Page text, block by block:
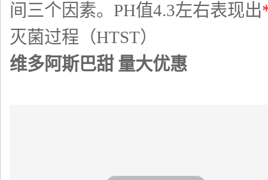
间三个因素。PH值4.3左右表现出
灭菌过程（HTST）
维多阿斯巴甜 量大优惠